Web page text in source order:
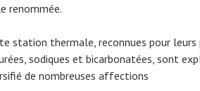
renommée.
station thermale, reconnues pour leurs
sodiques et bicarbonatées, sont
de nombreuses affections